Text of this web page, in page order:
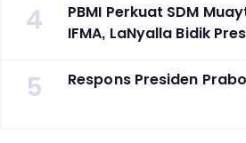
4
PBMI Perkuat SDM
IFMA, LaNyalla Bidik
5 Respons Presiden